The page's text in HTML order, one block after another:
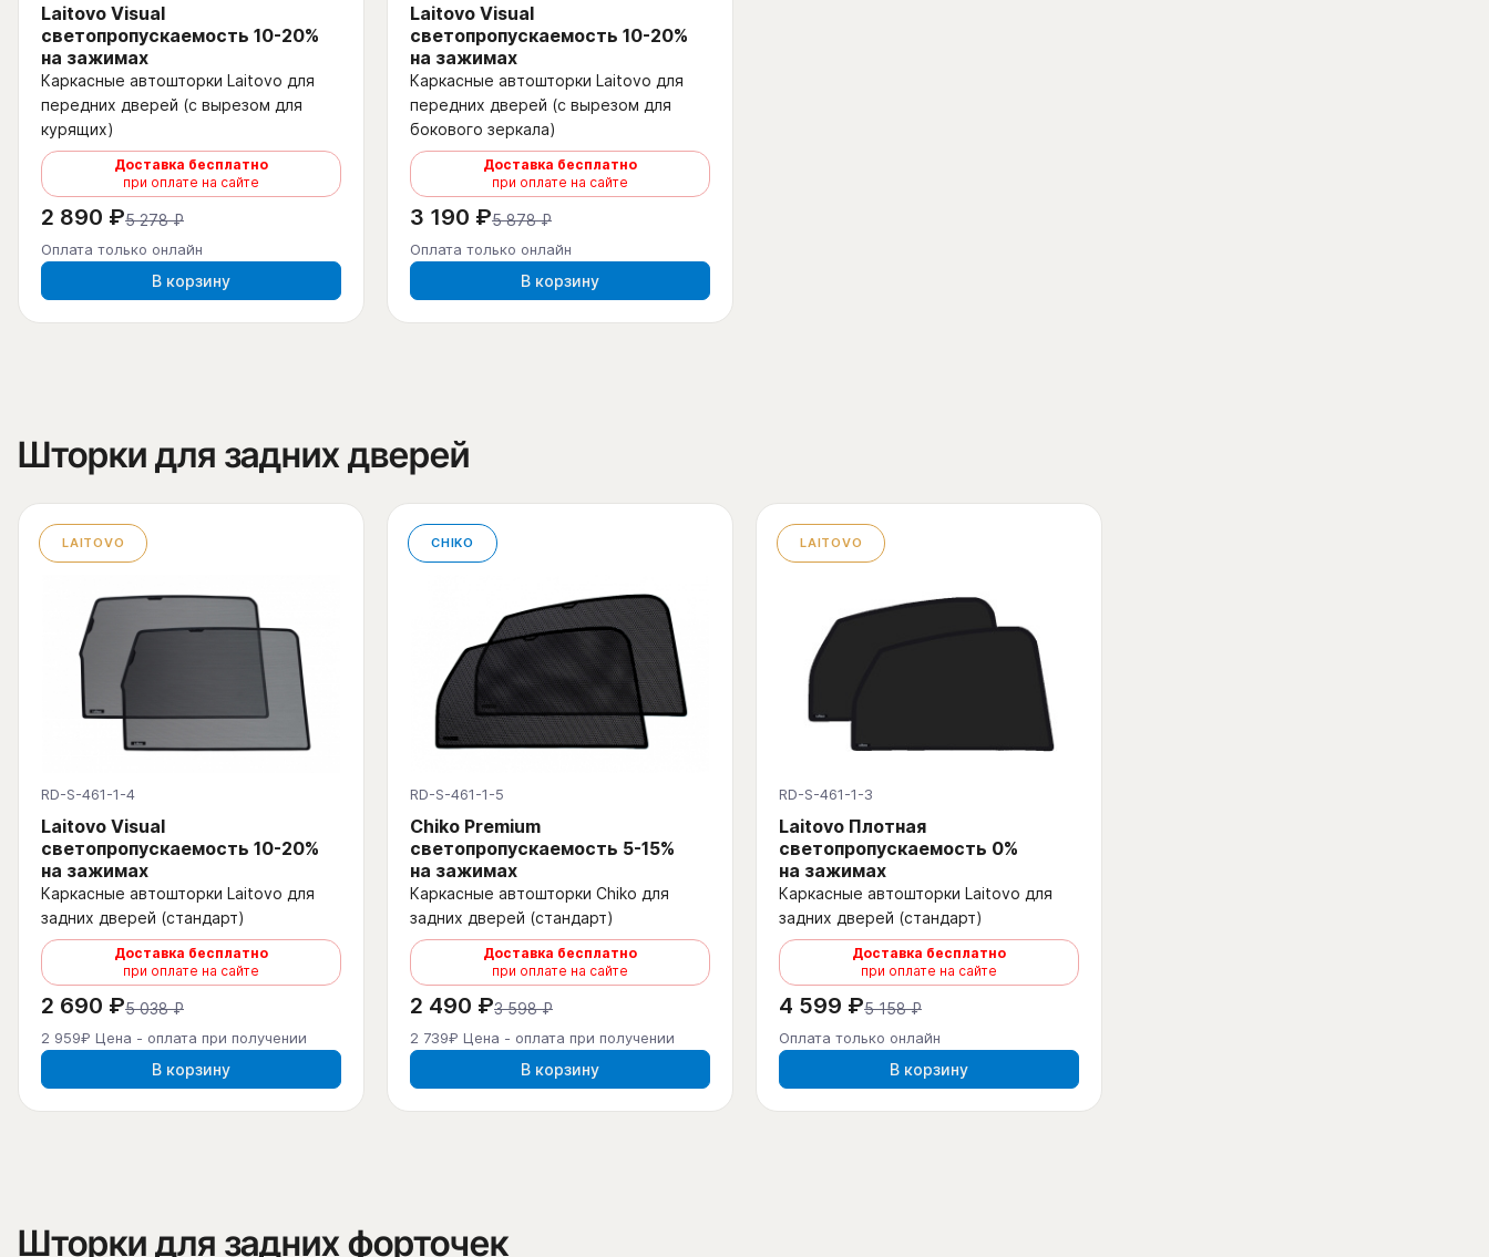
Laitovo Visual
светопропускаемость 10-20%
на зажимах
Каркасные автошторки Laitovo для
передних дверей (с вырезом для
курящих)
Доставка бесплатно
при оплате на сайте
2 890 ₽5 278 ₽
Оплата только онлайн
В корзину
Laitovo Visual
светопропускаемость 10-20%
на зажимах
Каркасные автошторки Laitovo для
передних дверей (с вырезом для
бокового зеркала)
Доставка бесплатно
при оплате на сайте
3 190 ₽5 878 ₽
Оплата только онлайн
В корзину
Шторки для задних дверей
LAITOVO
RD-S-461-1-4
Laitovo Visual
светопропускаемость 10-20%
на зажимах
Каркасные автошторки Laitovo для
задних дверей (стандарт)
Доставка бесплатно
при оплате на сайте
2 690 ₽5 038 ₽
2 959₽ Цена - оплата при получении
В корзину
CHIKO
RD-S-461-1-5
Chiko Premium
светопропускаемость 5-15%
на зажимах
Каркасные автошторки Chiko для
задних дверей (стандарт)
Доставка бесплатно
при оплате на сайте
2 490 ₽3 598 ₽
2 739₽ Цена - оплата при получении
В корзину
LAITOVO
RD-S-461-1-3
Laitovo Плотная
светопропускаемость 0%
на зажимах
Каркасные автошторки Laitovo для
задних дверей (стандарт)
Доставка бесплатно
при оплате на сайте
4 599 ₽5 158 ₽
Оплата только онлайн
В корзину
Шторки для задних форточек